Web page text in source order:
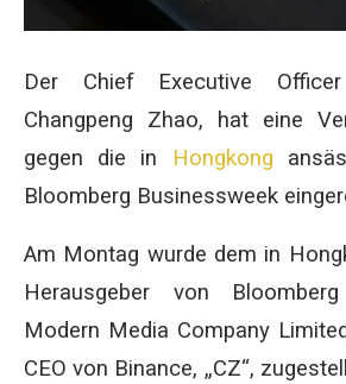
Der Chief Executive
Changpeng Zhao, hat eine
gegen die in
Hongkong
Bloomberg Businessweek
Am Montag wurde dem in
Herausgeber von
Modern Media Company
CEO von Binance, „CZ“,